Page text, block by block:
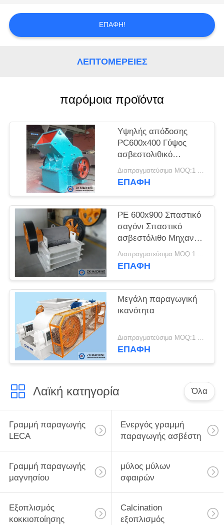
ΕΠΑΦΉ
ΜΕ
ΖΗΤΉΣΤΕ
ΑΠΌΣΠΑΣΜΑ
SITEMAP
ΠΟΛΙΤΙΚΉ
ΑΠΟΡΡΉΤΟΥ
ΕΠΑΦΉ!
ΛΕΠΤΟΜΈΡΕΙΕΣ
παρόμοια προϊόντα
Υψηλής απόδοσης
PC600x400 Γύψος
ασβεστολιθικό
σφυροκόπημα για
πώληση
Διαπραγματεύσιμα MOQ:1 ομάδα
ΕΠΑΦΉ
PE 600x900 Σπαστικό
σαγόνι Σπαστικό
ασβεστόλιθο Μηχανή
υψηλής απόδοσης
Αξιόπιστες συνθήκες
Διαπραγματεύσιμα MOQ:1 σύνολο
ΕΠΑΦΉ
Μεγάλη παραγωγική
ικανότητα
Διαπραγματεύσιμα MOQ:1 σύνολο
ΕΠΑΦΉ
Λαϊκή κατηγορία Όλα
Γραμμή παραγωγής
LECA
Ενεργός γραμμή
παραγωγής ασβέστη
Γραμμή παραγωγής
μαγνησίου
μύλος μύλων
σφαιρών
Εξοπλισμός
κοκκιοποίησης
Calcination
εξοπλισμός